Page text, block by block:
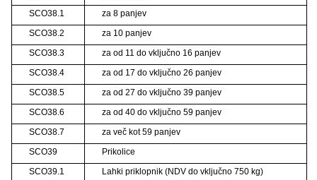
SCO38.1
za 8 panjev
SCO38.2
za 10 panjev
SCO38.3
za od 11 do vključno 16 panjev
SCO38.4
za od 17 do vključno 26 panjev
SCO38.5
za od 27 do vključno 39 panjev
SCO38.6
za od 40 do vključno 59 panjev
SCO38.7
za več kot 59 panjev
SCO39
Prikolice
SCO39.1
Lahki priklopnik (NDV do vključno 750 kg)